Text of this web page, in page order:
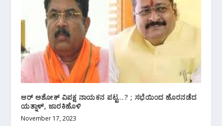
ಆರ್ ಅಶೋಕ್ ವಿಪಕ್ಷ ನಾಯಕನ ಪಟ್ಟ…? ; ಸಭೆಯಿಂದ ಹೊರನಡೆದ
ಯತ್ನಾಳ್, ಜಾರಕಿಹೊಳಿ
November 17, 2023